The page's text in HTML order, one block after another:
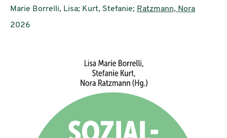
AutorInnen:
Marie Borrelli, Lisa; Kurt, Stefanie; Ratzmann, Nora
Publikationsjahr:
2026